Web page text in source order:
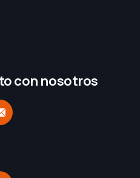
con nosotros